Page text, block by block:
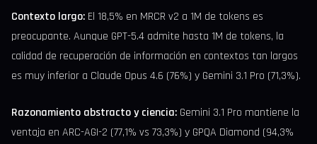
Contexto largo: El 18,5% en MRCR v2 a 1M de tokens es
preocupante. Aunque GPT-5.4 admite hasta 1M de tokens, la
calidad de recuperación de información en contextos tan largos
es muy inferior a Claude Opus 4.6 (76%) y Gemini 3.1 Pro (71,3%).
Razonamiento abstracto y ciencia: Gemini 3.1 Pro mantiene la
ventaja en ARC-AGI-2 (77,1% vs 73,3%) y GPQA Diamond (94,3%